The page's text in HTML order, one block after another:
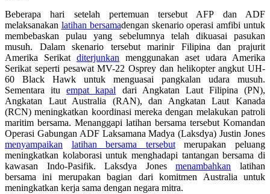
Beberapa hari setelah pertemuan tersebut AFP dan ADF
melaksanakan latihan bersamadengan skenario operasi amfibi untuk
membebaskan pulau yang sebelumnya telah dikuasai pasukan
musuh. Dalam skenario tersebutmarinir Filipinadan prajurit
Amerika Serikat diterjunkan menggunakan aset udara Amerika
Serikat seperti pesawat MV-22 Osprey dan helikopter angkut UH-
60 Black Hawk untuk menguasai pangkalan udara musuh.
Sementara ituempat kapal dari Angkatan Laut Filipina (PN),
Angkatan Laut Australia (RAN), dan Angkatan Laut Kanada
(RCN) meningkatkan koordinasi mereka dengan melakukan patroli
maritim bersama. Menanggapi latihan bersama tersebut Komandan
Operasi Gabungan ADF Laksamana Madya (Laksdya) Justin Jones
menyampaikan
latihan bersama tersebutmerupakan peluang
meningkatkan kolaborasiuntuk menghadapi tantangan bersama di
kawasan Indo-Pasifik. Laksdya Jonesmenambahkan latihan
bersama ini merupakan bagian dari komitmen Australia untuk
meningkatkan kerja sama dengan negara mitra.